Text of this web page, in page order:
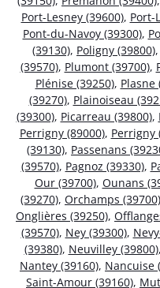
Port-Lesney (39600), Port-
Pont-du-Navoy (39300),
(39130), Poligny (39800),
(39570), Plumont (39700),
Plénise (39250), Plasne
(39270), Plainoiseau
(39300), Picarreau (39800),
Perrigny (89000), Perrigny
(39130), Passenans
(39570), Pagnoz (39330),
Our (39700), Ounans
(39270), Orchamps (39700)
Onglières (39250),
(39570), Ney (39300),
(39380), Neuvilley (39800),
Nantey (39160), Nancuise
Saint-Amour (39160),